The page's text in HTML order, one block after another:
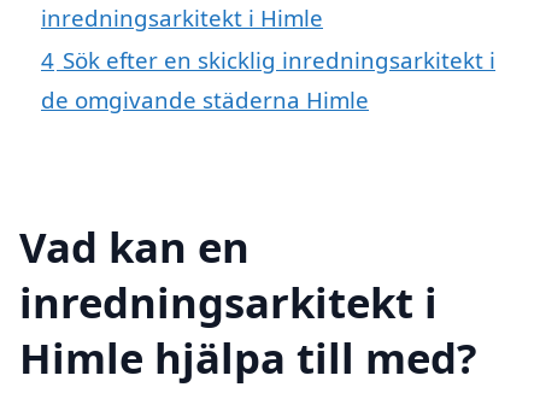
inredningsarkitekt i Himle
4 Sök efter en skicklig inredningsarkitekt i
de omgivande städerna Himle
Vad kan en
inredningsarkitekt i
Himle hjälpa till med?